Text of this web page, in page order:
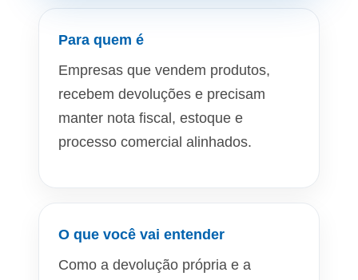
Para quem é
Empresas que vendem produtos,
recebem devoluções e precisam
manter nota fiscal, estoque e
processo comercial alinhados.
O que você vai entender
Como a devolução própria e a